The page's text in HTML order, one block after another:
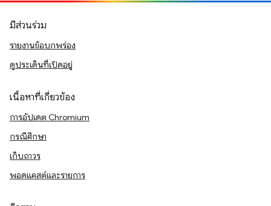
มีส่วนร่วม
รายงานข้อบกพร่อง
ดูประเด็นที่เปิดอยู่
เนื้อหาที่เกี่ยวข้อง
การอัปเดต Chromium
กรณีศึกษา
เก็บถาวร
พอดแคสต์และรายการ